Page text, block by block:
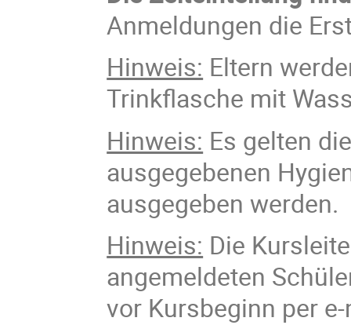
Anmeldungen die
Hinweis: Eltern
Trinkflasche mit
Hinweis: Es gelten
ausgegebenen
ausgegeben werden.
Hinweis: Die
angemeldeten
vor Kursbeginn per